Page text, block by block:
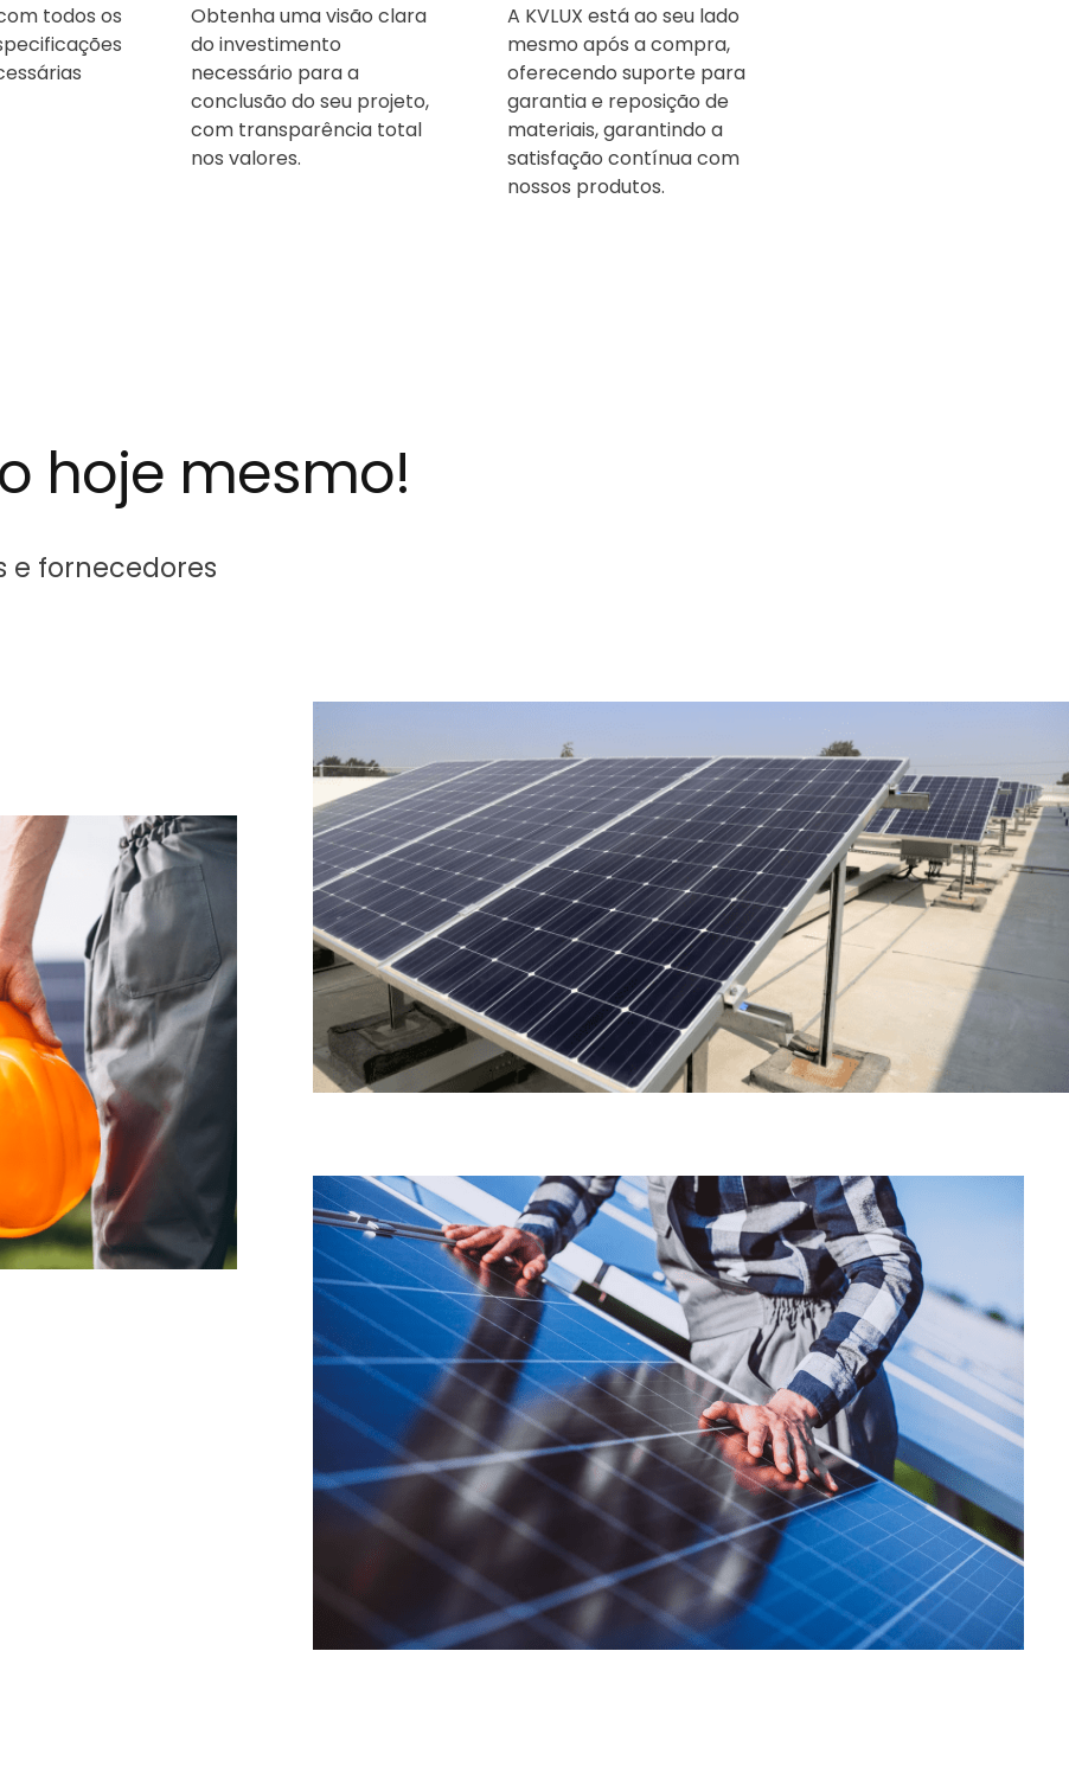
todos os
Obtenha uma visão clara
do investimento
necessário para a
conclusão do seu projeto,
com transparência total
nos valores.
A KVLUX está ao seu lado
mesmo após a compra,
oferecendo suporte para
garantia e reposição de
materiais, garantindo a
satisfação contínua com
nossos produtos.
hoje mesmo!
e fornecedores